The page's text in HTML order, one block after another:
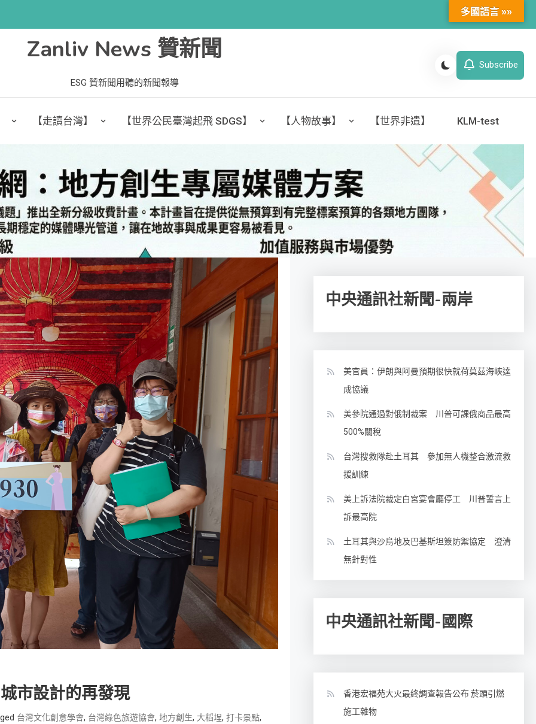
Zanliv News 贊新聞
ESG 贊新聞用聽的新聞報導
Subscribe
【走讀台灣】 【世界公民臺灣起飛 SDGS】 【人物故事】 【世界非遺】 KLM-test
市設計的再發現
台灣文化創意學會, 台灣綠色旅遊協會, 地方創生, 大稻埕, 打卡景點,
中央通訊社新聞-兩岸
美官員：伊朗與阿曼預期很快就荷莫茲海峽達
成協議
美參院通過對俄制裁案 川普可課俄商品最高
500%關稅
台灣搜救隊赴土耳其 參加無人機整合激流救
援訓練
美上訴法院裁定白宮宴會廳停工 川普誓言上
訴最高院
土耳其與沙烏地及巴基斯坦簽防禦協定 澄清
無針對性
中央通訊社新聞-國際
香港宏福苑大火最終調查報告公布 菸頭引燃
施工雜物
多國語言 »»